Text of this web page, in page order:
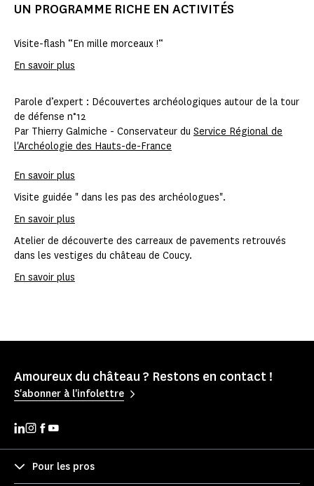
UN PROGRAMME RICHE EN ACTIVITÉS
Visite-flash “En mille morceaux !“
En savoir plus
Parole d’expert : Découvertes archéologiques autour de la tour
de défense n°12
Par Thierry Galmiche - Conservateur du Service Régional de
l'Archéologie des Hauts-de-France
En savoir plus
Visite guidée " dans les pas des archéologues".
En savoir plus
Atelier de découverte des carreaux de pavements retrouvés
dans les vestiges du château de Coucy.
En savoir plus
Amoureux du château ? Restons en contact !
S'abonner à l'infolettre
Pour les pros